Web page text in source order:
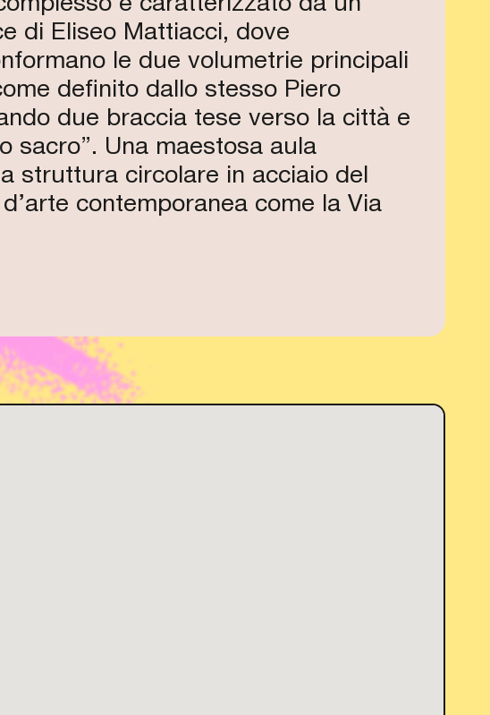
di Eliseo Mattiacci, dove
le due volumetrie principali
definito dallo stesso Piero
due braccia tese verso la città e
sacro”. Una maestosa aula
struttura circolare in acciaio del
contemporanea come la Via